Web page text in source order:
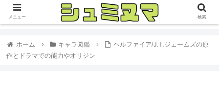
ホーム キャラ図鑑
ヘルファイア/J.T.ジェームズの原
作とドラマでの能力やオリジン
メニュー 検索